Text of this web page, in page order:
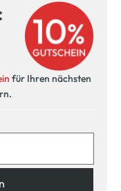
für Ihren nächsten